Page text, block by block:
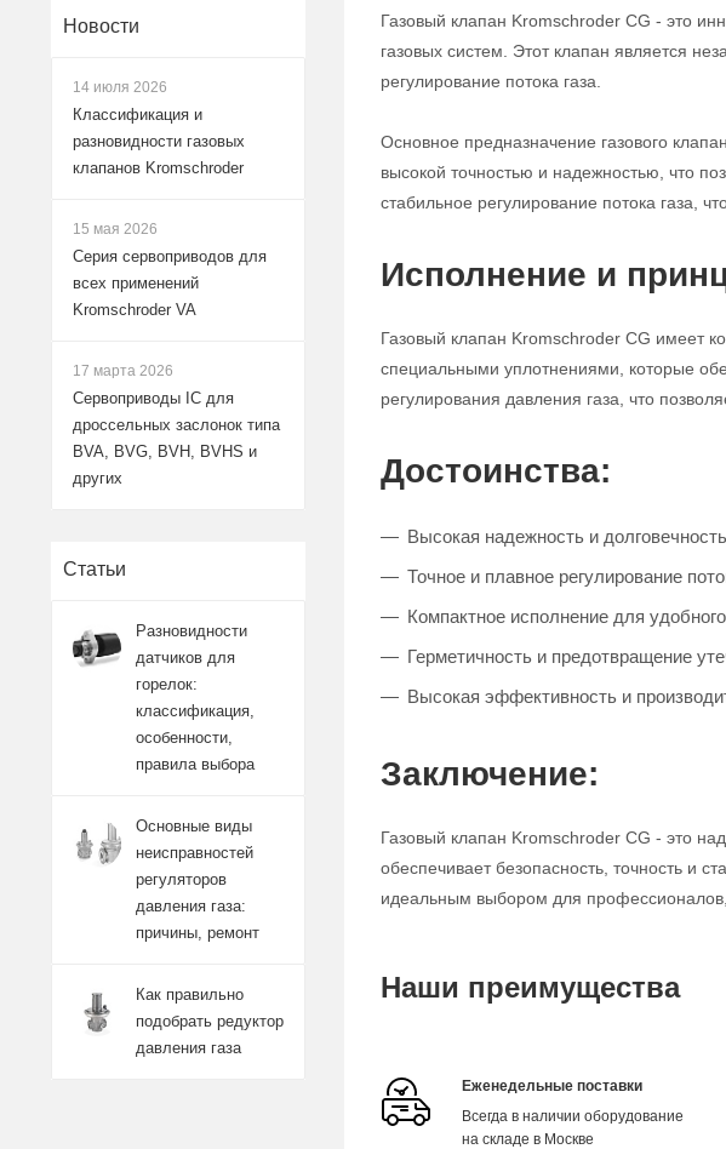
Газовый клапан Kromschroder CG - это
газовых систем. Этот клапан является
регулирование потока газа.
Основное предназначение газового
высокой точностью и надежностью, что
стабильное регулирование потока газа,
Исполнение и
Газовый клапан Kromschroder CG имеет
специальными уплотнениями, которые
регулирования давления газа, что
Достоинства:
Высокая надежность и долговечность
Точное и плавное регулирование
Компактное исполнение для
Герметичность и предотвращение
Высокая эффективность и
Заключение:
Газовый клапан Kromschroder CG - это
обеспечивает безопасность, точность и
идеальным выбором для
Наши преимущества
Еженедельные поставки
Всегда в наличии оборудование
на складе в Москве
Новости
14 июля 2026
Классификация и
разновидности газовых
клапанов Kromschroder
15 мая 2026
Серия сервоприводов для
всех применений
Kromschroder VA
17 марта 2026
Сервоприводы IC для
дроссельных заслонок типа
BVA, BVG, BVH, BVHS и
других
Статьи
Разновидности
датчиков для
горелок:
классификация,
особенности,
правила выбора
Основные виды
неисправностей
регуляторов
давления газа:
причины, ремонт
Как правильно
подобрать редуктор
давления газа